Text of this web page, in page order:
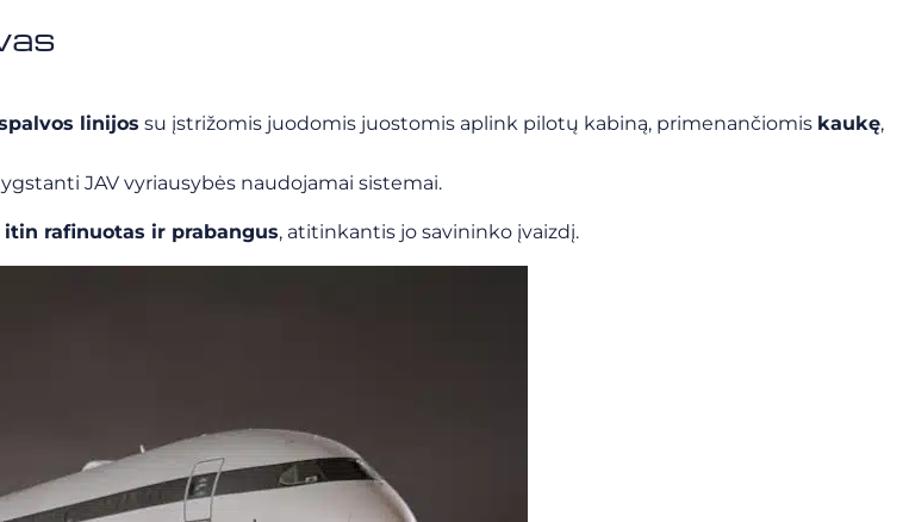
linijos su įstrižomis juodomis juostomis aplink pilotų kabiną, primenančiomis kaukę,
JAV vyriausybės naudojamai sistemai.
itin rafinuotas ir prabangus, atitinkantis jo savininko įvaizdį.